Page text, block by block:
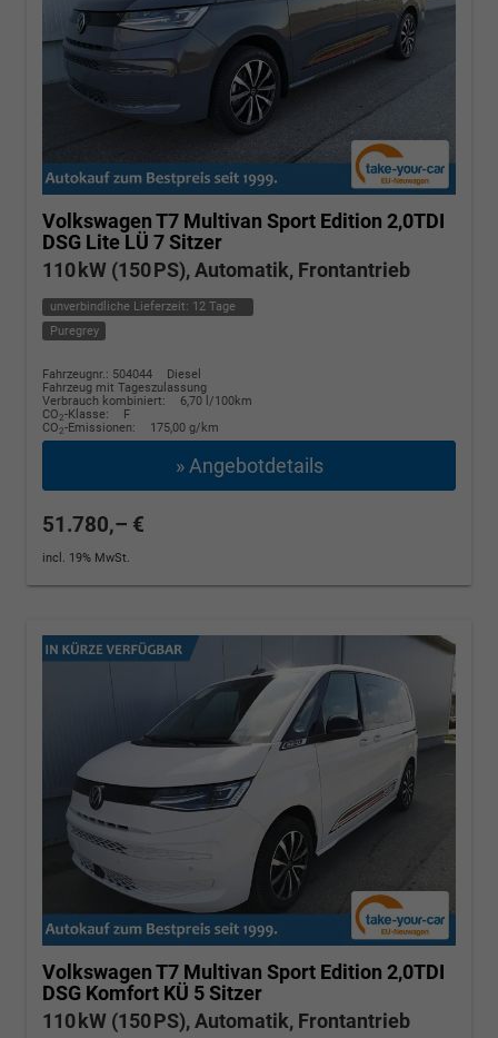
Volkswagen T7 Multivan Sport Edition 2,0TDI
DSG Lite LÜ 7 Sitzer
110 kW (150 PS), Automatik, Frontantrieb
unverbindliche Lieferzeit: 12 Tage
Puregrey
Fahrzeugnr.: 504044
Diesel
Fahrzeug mit Tageszulassung
Verbrauch kombiniert:
6,70 l/100km
CO2-Klasse:
F
CO2-Emissionen: 175,00 g/km
» Angebotdetails
51.780,– €
incl. 19% MwSt.
Volkswagen T7 Multivan Sport Edition 2,0TDI
DSG Komfort KÜ 5 Sitzer
110 kW (150 PS), Automatik, Frontantrieb